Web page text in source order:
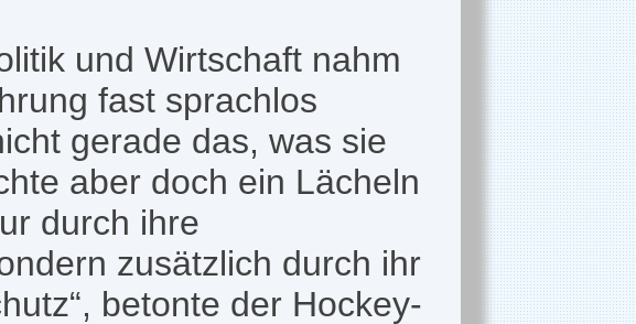
und Wirtschaft nahm
fast sprachlos
gerade das, was sie
aber doch ein Lächeln
durch ihre
zusätzlich durch ihr
betonte der Hockey-